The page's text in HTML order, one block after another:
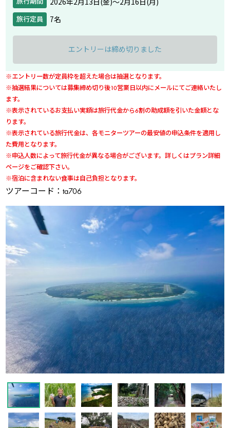
旅行定員 7名
エントリーは締め切りました
※エントリー数が定員枠を超えた場合は抽選となります。
※抽選結果については募集締め切り後10営業日以内にメールにてご連絡いたし
ます。
※表示されているお支払い実額は旅行代金から6割の助成額を引いた金額とな
ります。
※表示されている旅行代金は、各モニターツアーの最安値の申込条件を適用し
た費用となります。
※申込人数によって旅行代金が異なる場合がございます。詳しくはプラン詳細
ページをご確認下さい。
※宿泊に含まれない食事は自己負担となります。
ツアーコード：ta706